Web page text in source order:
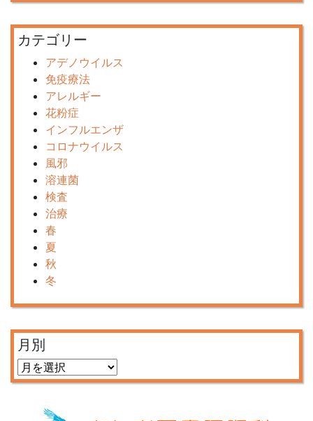
カテゴリー
アデノウイルス
免疫療法
アレルギー
花粉症
インフルエンザ
コロナウイルス
風邪
溶連菌
検査
治療
春
夏
秋
冬
月別
月
別